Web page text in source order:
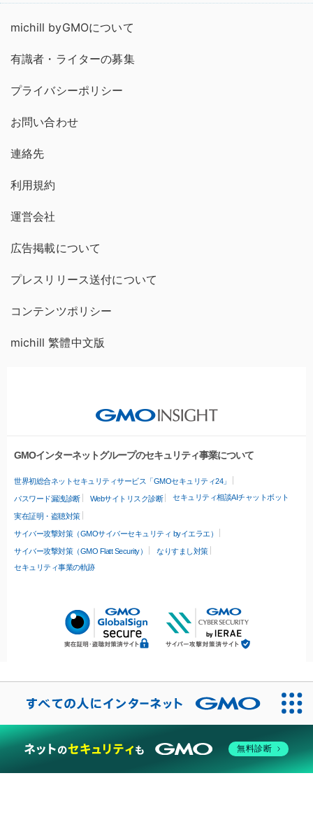
michill byGMOについて
有識者・ライターの募集
プライバシーポリシー
お問い合わせ
連絡先
利用規約
運営会社
広告掲載について
プレスリリース送付について
コンテンツポリシー
michill 繁體中文版
GMOインターネットグループのセキュリティ事業について
世界初総合ネットセキュリティサービス「GMOセキュリティ24」
パスワード漏洩診断 Webサイトリスク診断 セキュリティ相談AIチャットボット
実在証明・盗聴対策
サイバー攻撃対策（GMOサイバーセキュリティ byイエラエ）
サイバー攻撃対策（GMO Flatt Security）
なりすまし対策
セキュリティ事業の軌跡
無料診断